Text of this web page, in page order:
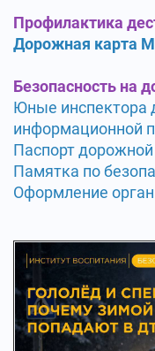
Профилактика
Дорожная карта
Безопасность на
Юные инспектора
информационной
Паспорт дорожной
Памятка по
Оформление